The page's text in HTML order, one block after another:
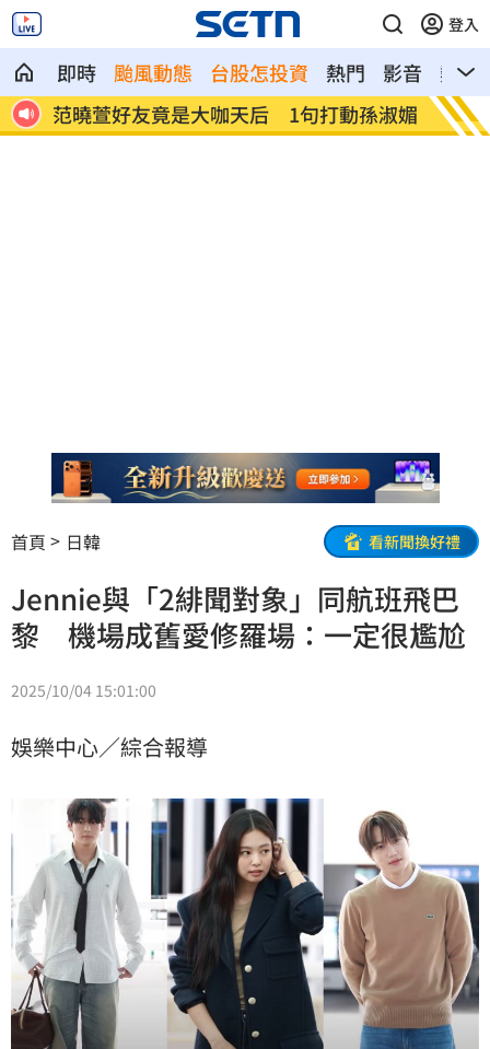
登入
即時 颱風動態 台股怎投資 熱門 影音
熱搜
媚 鬼門開遇赤馬火月！命理師點名4生肖注意 Meta
首頁 日韓 看新聞換好禮
Jennie與「2緋聞對象」同航班飛巴
黎 機場成舊愛修羅場：一定很尷尬
2025/10/04 15:01:00
娛樂中心／綜合報導